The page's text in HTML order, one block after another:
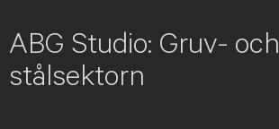
ABG Studio: Gruv- och
stålsektorn